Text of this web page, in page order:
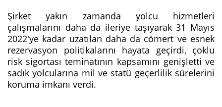
Şirket yakın zamanda yolcu hizmetleri
çalışmalarını daha da ileriye taşıyarak 31 Mayıs
2022'ye kadar uzatılan daha da cömert ve esnek
rezervasyon politikalarını hayata geçirdi, çoklu
risk sigortası teminatının kapsamını genişletti ve
sadık yolcularına mil ve statü geçerlilik sürelerini
koruma imkanı verdi.